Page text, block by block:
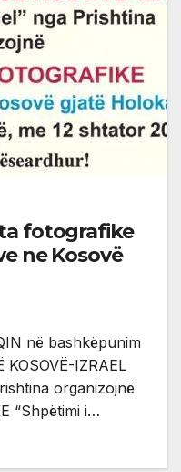
fotografike
ne Kosovë
në bashkëpunim
KOSOVË-IZRAEL
organizojnë
“Shpëtimi i…